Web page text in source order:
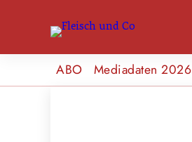
ABO Mediadaten 2026